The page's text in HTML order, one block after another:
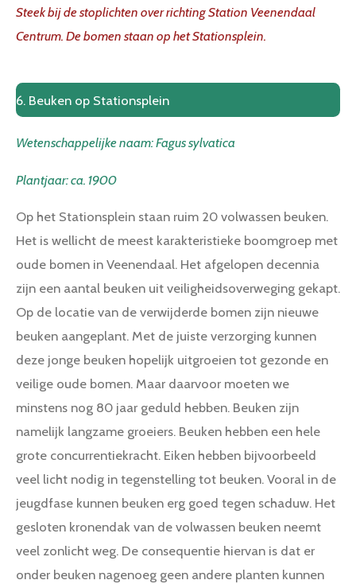
Steek bij de stoplichten over richting Station Veenendaal
Centrum. De bomen staan op het Stationsplein.
6. Beuken op Stationsplein
Wetenschappelijke naam: Fagus sylvatica
Plantjaar: ca. 1900
Op het Stationsplein staan ruim 20 volwassen beuken.
Het is wellicht de meest karakteristieke boomgroep met
oude bomen in Veenendaal. Het afgelopen decennia
zijn een aantal beuken uit veiligheidsoverweging gekapt.
Op de locatie van de verwijderde bomen zijn nieuwe
beuken aangeplant. Met de juiste verzorging kunnen
deze jonge beuken hopelijk uitgroeien tot gezonde en
veilige oude bomen. Maar daarvoor moeten we
minstens nog 80 jaar geduld hebben. Beuken zijn
namelijk langzame groeiers. Beuken hebben een hele
grote concurrentiekracht. Eiken hebben bijvoorbeeld
veel licht nodig in tegenstelling tot beuken. Vooral in de
jeugdfase kunnen beuken erg goed tegen schaduw. Het
gesloten kronendak van de volwassen beuken neemt
veel zonlicht weg. De consequentie hiervan is dat er
onder beuken nagenoeg geen andere planten kunnen